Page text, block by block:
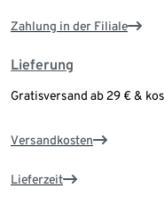
Zahlung in der Filiale
Lieferung
Gratisversand ab 29 € &
Versandkosten
Lieferzeit